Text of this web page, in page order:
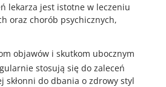
lekarza jest istotne w leczeniu
oraz chorób psychicznych,
objawów i skutkom ubocznym
stosują się do zaleceń
skłonni do dbania o zdrowy styl